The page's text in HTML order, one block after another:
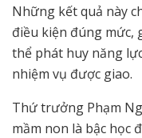
Những kết quả này
điều kiện đúng mức,
thể phát huy năng
nhiệm vụ được giao.
Thứ trưởng Phạm
mầm non là bậc học